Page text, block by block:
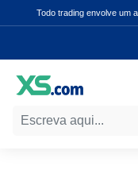
Todo trading envolve um